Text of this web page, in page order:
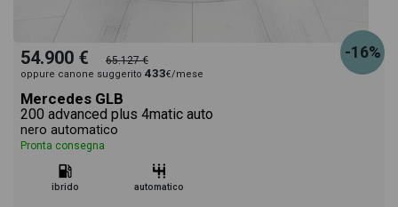
-16%
54.900 € 65.127 €
oppure canone suggerito 433€/mese
Mercedes GLB
200 advanced plus 4matic auto
nero automatico
Pronta consegna
ibrido automatico